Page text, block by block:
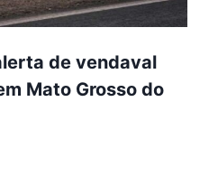
de vendaval
Mato Grosso do